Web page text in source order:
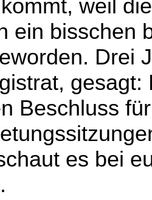
weil
ein bisschen
Drei
Beschluss
es bei